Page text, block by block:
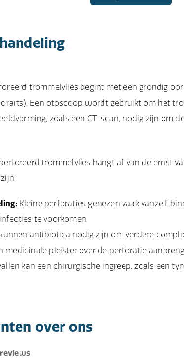
trommelvlies begint met een grondig
Een otoscoop wordt gebruikt om het
zoals een CT-scan, nodig zijn om
trommelvlies hangt af van de ernst
Kleine perforaties genezen vaak vanzelf
te voorkomen.
antibiotica nodig zijn om verdere
medicinale pleister over de perforatie
kan een chirurgische ingreep, zoals een
over ons